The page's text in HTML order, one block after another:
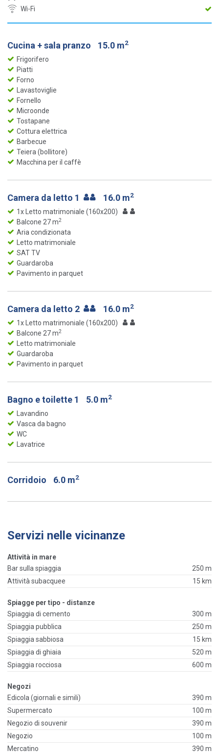
Wi-Fi
Cucina + sala pranzo 15.0 m2
Frigorifero
Piatti
Forno
Lavastoviglie
Fornello
Microonde
Tostapane
Cottura elettrica
Barbecue
Teiera (bollitore)
Macchina per il caffè
Camera da letto 1 16.0 m2
1x Letto matrimoniale (160x200)
Balcone 27 m2
Aria condizionata
Letto matrimoniale
SAT TV
Guardaroba
Pavimento in parquet
Camera da letto 2 16.0 m2
1x Letto matrimoniale (160x200)
Balcone 27 m2
Letto matrimoniale
Guardaroba
Pavimento in parquet
Bagno e toilette 1 5.0 m2
Lavandino
Vasca da bagno
WC
Lavatrice
Corridoio 6.0 m2
Servizi nelle vicinanze
Attività in mare
Bar sulla spiaggia
250 m
Attività subacquee
15 km
Spiagge per tipo - distanze
Spiaggia di cemento
300 m
Spiaggia pubblica
250 m
Spiaggia sabbiosa
15 km
Spiaggia di ghiaia
520 m
Spiaggia rocciosa
600 m
Negozi
Edicola (giornali e simili)
390 m
Supermercato
100 m
Negozio di souvenir
390 m
Negozio
100 m
Mercatino
390 m